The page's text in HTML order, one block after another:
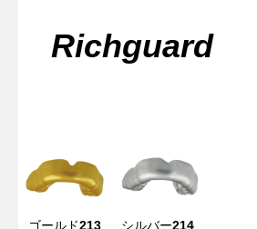
Richguard
ゴールド213 シルバー214